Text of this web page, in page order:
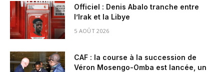
Officiel : Denis Abalo tranche entre
l’Irak et la Libye
5 AOÛT 2026
CAF : la course à la succession de
Véron Mosengo-Omba est lancée, un